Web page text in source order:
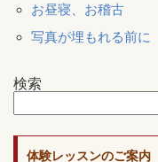
お昼寝、お稽古
写真が埋もれる前に
検索
体験レッスンのご案内